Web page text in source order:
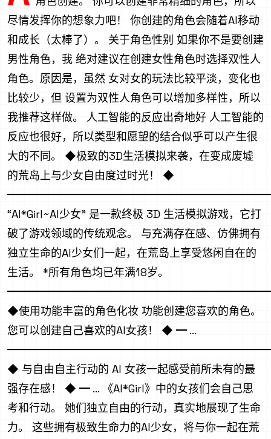
尽情发挥你的想象力吧！ 你创建的角色会随着AI移动
和成长（太棒了）。 关于角色性别 如果你不是要创建
男性角色，我 绝对建议在创建女性角色时选择双性人
角色。原因是，虽然 女对女的玩法比较平淡，变化也
比较少，但 设置为双性人角色可以增加多样性，所以
我推荐这样做。 人工智能的反应出奇地好 人工智能的
反应也很好，所以类型和愿望的结合似乎可以产生很
大的不同。 ◆极致的3D生活模拟来袭，在变成废墟
的荒岛上与少女自由度过时光！ ◆
“AI*Girl~AI少女” 是一款终极 3D 生活模拟游戏，它打
破了游戏领域的传统观念。 与充满存在感、仿佛拥有
独立生命的AI少女们一起，在荒岛上享受悠闲自在的
生活。 *所有角色均已年满18岁。
◆使用功能丰富的角色化妆 功能创建您喜欢的角色。
您可以创建自己喜欢的AI女孩！ ◆ ━ ...
◆ 与自由自主行动的 AI 女孩一起感受前所未有的最
强存在感！ ◆ ━ ... 《AI*Girl》中的女孩们会自己思
考和行动。 她们独立自由的行动，真实地展现了生命
力。 这些拥有极致生命力的AI少女，将与你一起在荒